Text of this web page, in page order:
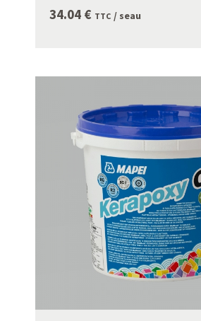
34.04 € TTC / seau